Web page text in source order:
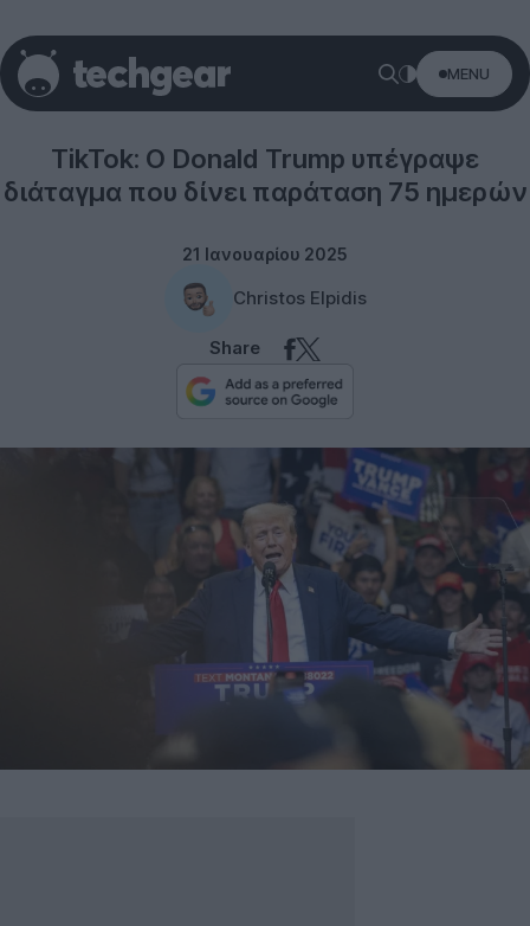
MENU
TikTok: Ο Donald Trump υπέγραψε
διάταγμα που δίνει παράταση 75 ημερών
21 Ιανουαρίου 2025
Christos Elpidis
Share